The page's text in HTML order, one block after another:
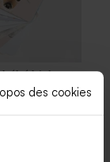
des cookies
biche et